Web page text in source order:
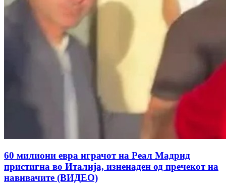
60 милиони евра играчот на Реал Мадрид
пристигна во Италија, изненаден од пречекот на
навивачите (ВИДЕО)